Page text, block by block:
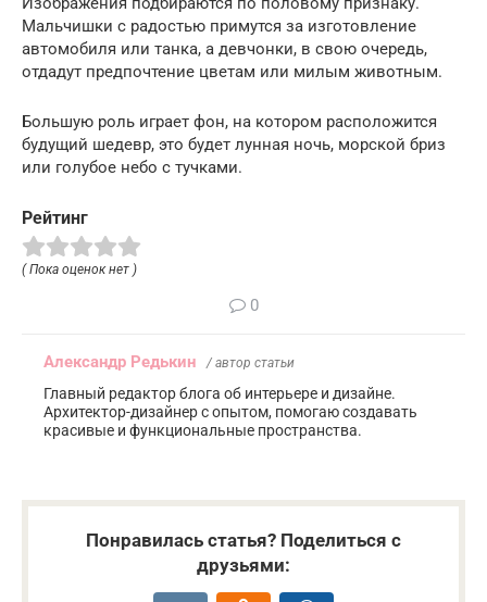
Мальчишки с радостью примутся за изготовление
автомобиля или танка, а девчонки, в свою очередь,
отдадут предпочтение цветам или милым животным.
Большую роль играет фон, на котором расположится
будущий шедевр, это будет лунная ночь, морской бриз
или голубое небо с тучками.
Рейтинг
( Пока оценок нет )
0
Александр Редькин / автор статьи
Главный редактор блога об интерьере и дизайне.
Архитектор-дизайнер с опытом, помогаю создавать
красивые и функциональные пространства.
Понравилась статья? Поделиться с
друзьями: